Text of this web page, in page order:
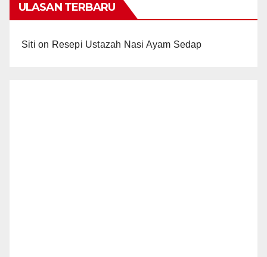
ULASAN TERBARU
Siti on Resepi Ustazah Nasi Ayam Sedap